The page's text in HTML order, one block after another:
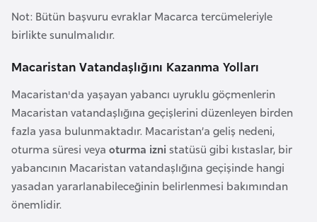
Not: Bütün başvuru evraklar Macarca tercümeleriyle
birlikte sunulmalıdır.
Macaristan Vatandaşlığını Kazanma Yolları
Macaristan'da yaşayan yabancı uyruklu göçmenlerin
Macaristan vatandaşlığına geçişlerini düzenleyen birden
fazla yasa bulunmaktadır. Macaristan’a geliş nedeni,
oturma süresi veya oturma izni statüsü gibi kıstaslar, bir
yabancının Macaristan vatandaşlığına geçişinde hangi
yasadan yararlanabileceğinin belirlenmesi bakımından
önemlidir.
e
y
n
B
a
n
g
l
a
d